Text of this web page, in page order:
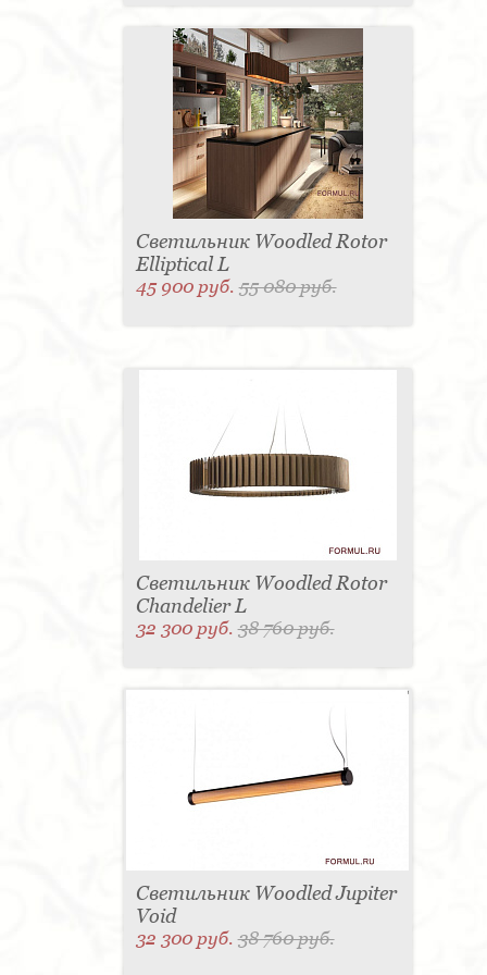
Светильник Woodled Rotor
Elliptical L
45 900 руб.55 080 руб.
Светильник Woodled Rotor
Chandelier L
32 300 руб.38 760 руб.
Светильник Woodled Jupiter
Void
32 300 руб.38 760 руб.